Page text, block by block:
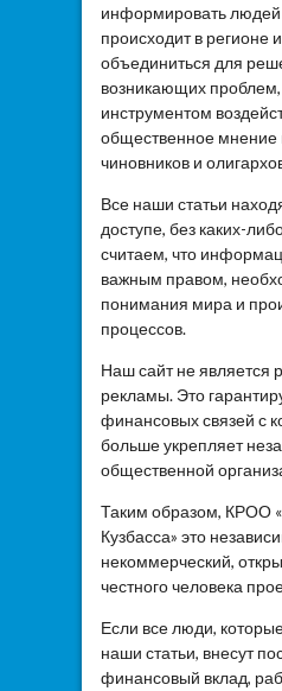
информировать людей
происходит в регионе
объединиться для
возникающих
инструментом
общественное мнение
чиновников и
Все наши статьи
доступе, без каких-
считаем, что
важным правом,
понимания мира и
процессов.
Наш сайт не является
рекламы. Это
финансовых связей с
больше укрепляет
общественной
Таким образом, КРОО
Кузбасса» это
некоммерческий,
честного человека
Если все люди,
наши статьи, внесут
финансовый вклад,